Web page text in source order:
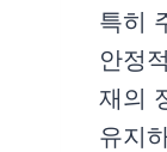
특히
안정
재의
유지